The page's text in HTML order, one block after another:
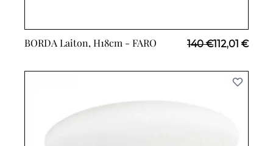
BORDA Laiton, H18cm - FARO 140 €Prix Spécial
112,01 €